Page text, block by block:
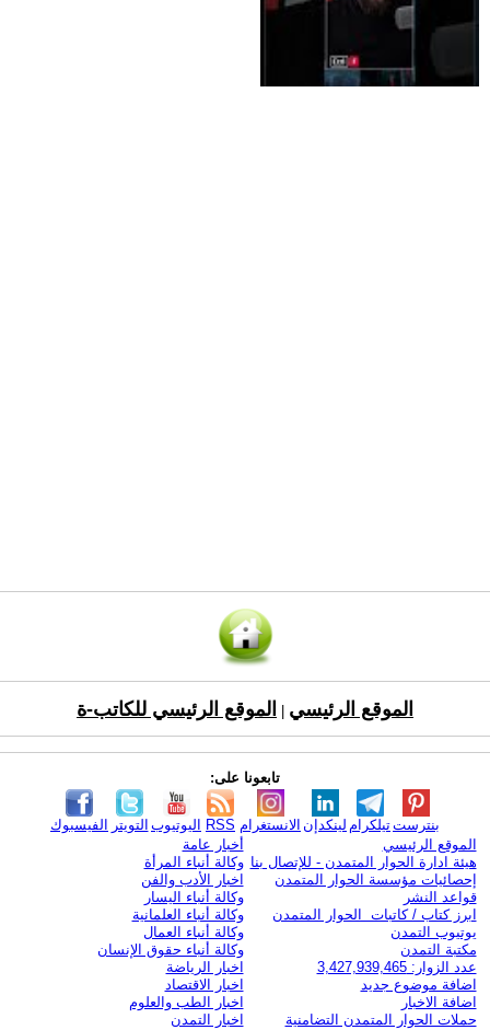
الموقع الرئيسي الموقع الرئيسي للكاتب-ة
تابعونا على:
الفيسبوك التويتر اليوتيوب RSS الانستغرام لينكدإن تيلكرامبنترست
الموقع الرئيسي
هيئة ادارة الحوار المتمدن - للإتصال بنا
إحصائيات مؤسسة الحوار المتمدن
قواعد النشر
ابرز كتاب / كاتبات الحوار المتمدن
يوتيوب التمدن
مكتبة التمدن
عدد الزوار: 3,427,939,465
اضافة موضوع جديد
اضافة الاخبار
حملات الحوار المتمدن التضامنية
أخبار عامة
وكالة أنباء المرأة
اخبار الأدب والفن
وكالة أنباء اليسار
وكالة أنباء العلمانية
وكالة أنباء العمال
وكالة أنباء حقوق الإنسان
اخبار الرياضة
اخبار الاقتصاد
اخبار الطب والعلوم
اخبار التمدن